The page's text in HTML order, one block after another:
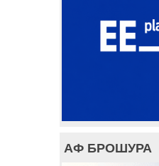
АФ БРОШУРА